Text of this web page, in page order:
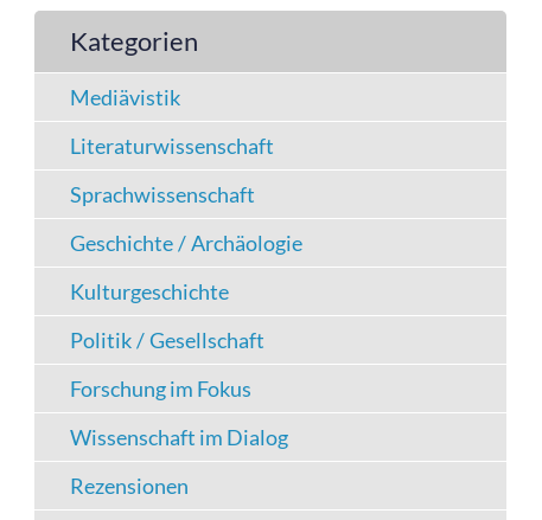
Kategorien
Mediävistik
Literaturwissenschaft
Sprachwissenschaft
Geschichte / Archäologie
Kulturgeschichte
Politik / Gesellschaft
Forschung im Fokus
Wissenschaft im Dialog
Rezensionen